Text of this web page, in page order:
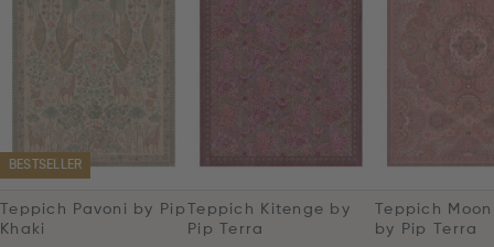
BESTSELLER
Teppich Pavoni by Pip
Khaki
Teppich Kitenge by
Pip Terra
Teppich
by Pip Terra